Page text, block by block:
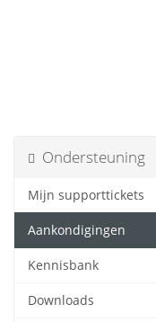
Ondersteuning
Mijn supporttickets
Aankondigingen
Kennisbank
Downloads